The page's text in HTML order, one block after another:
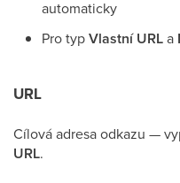
automaticky
Pro typVlastní URLa
URL
Cílová adresa odkazu —
URL.